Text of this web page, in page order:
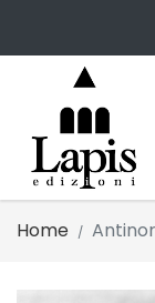
Home